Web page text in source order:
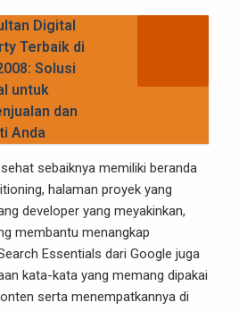
Digital
Terbaik di
Solusi
untuk
dan
Anda
sebaiknya memiliki beranda
halaman proyek yang
developer yang meyakinkan,
membantu menangkap
Essentials dari Google juga
kata-kata yang memang dipakai
serta menempatkannya di